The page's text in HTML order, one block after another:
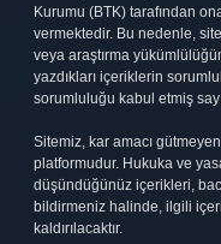
Kurumu (BTK) tarafından
vermektedir. Bu nedenle,
veya araştırma
yazdıkları içeriklerin
sorumluluğu kabul etmiş
Sitemiz, kar amacı
platformudur. Hukuka ve
düşündüğünüz içerikleri,
bildirmeniz halinde, ilgili
kaldırılacaktır.